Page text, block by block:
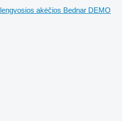
lengvosios akėčios Bednar DEMO